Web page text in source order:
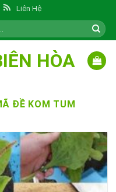
Liên Hệ
HÒA
ĐỀ KOM TUM